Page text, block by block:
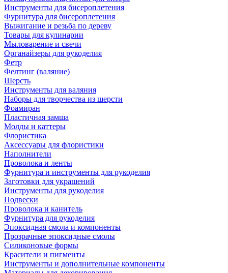
Инструменты для бисероплетения
Фурнитура для бисероплетения
Выжигание и резьба по дереву
Товары для кулинарии
Мыловарение и свечи
Органайзеры для рукоделия
Фетр
Фелтинг (валяние)
Шерсть
Инструменты для валяния
Наборы для творчества из шерсти
Фоамиран
Пластичная замша
Молды и каттеры
Флористика
Аксессуары для флористики
Наполнители
Проволока и ленты
Фурнитура и инструменты для рукоделия
Заготовки для украшений
Инструменты для рукоделия
Подвески
Проволока и канитель
Фурнитура для рукоделия
Эпоксидная смола и компоненты
Прозрачные эпоксидные смолы
Силиконовые формы
Красители и пигменты
Инструменты и дополнительные компоненты